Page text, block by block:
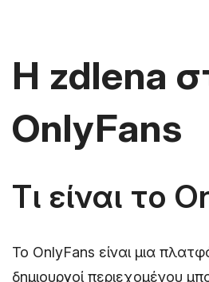
Η zdlena
OnlyFans
Τι είναι το
Το OnlyFans είναι μια
δημιουργοί περιεχομένου